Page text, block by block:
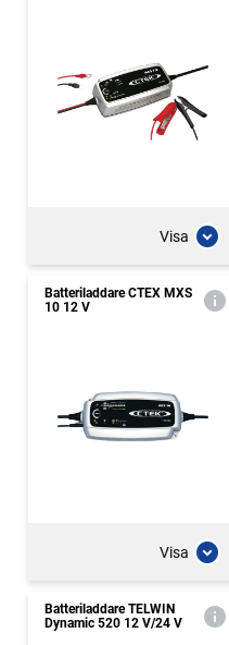
Visa
Batteriladdare CTEX MXS
10 12 V
Visa
Batteriladdare TELWIN
Dynamic 520 12 V/24 V